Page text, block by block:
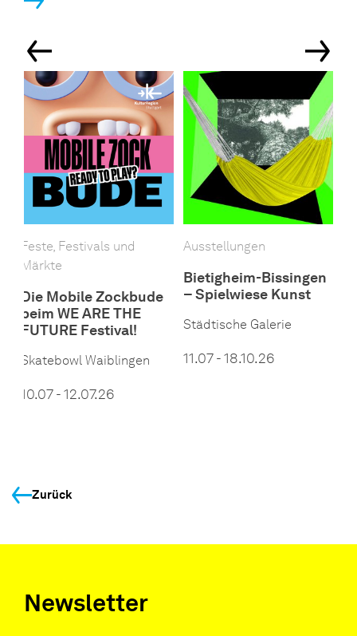
Feste, Festivals und
Märkte
Die Mobile Zockbude
beim WE ARE THE
FUTURE Festival!
Skatebowl Waiblingen
10.07 - 12.07.26
Ausstellungen
Bietigheim-Bissingen
– Spielwiese Kunst
Städtische Galerie
11.07 - 18.10.26
Zurück
Newsletter